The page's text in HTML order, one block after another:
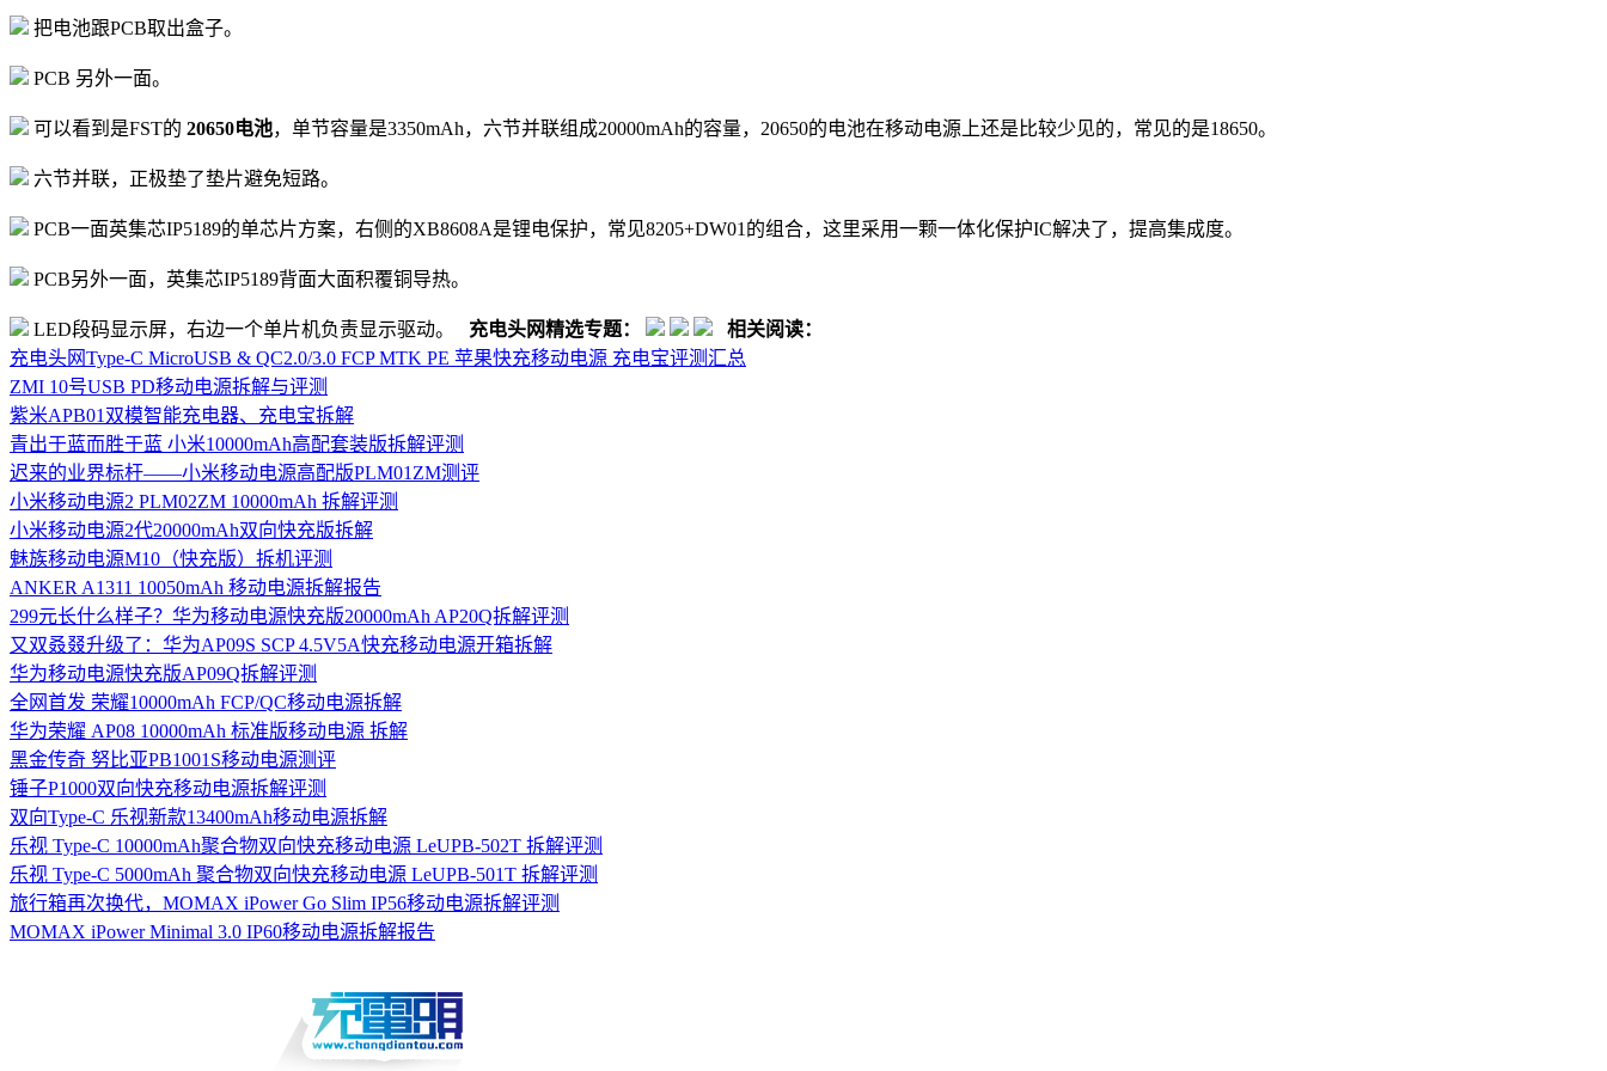
把电池跟PCB取出盒子。
PCB 另外一面。
可以看到是FST的 20650电池，单节容量是3350mAh，六节并联组成20000mAh的容量，20650的电池在移动电源上还是比较少见的，常见的是18650。
六节并联，正极垫了垫片避免短路。
PCB一面英集芯IP5189的单芯片方案，右侧的XB8608A是锂电保护，常见8205+DW01的组合，这里采用一颗一体化保护IC解决了，提高集成度。
PCB另外一面，英集芯IP5189背面大面积覆铜导热。
LED段码显示屏，右边一个单片机负责显示驱动。 充电头网精选专题：
相关阅读：
充电头网Type-C MicroUSB & QC2.0/3.0 FCP MTK PE 苹果快充移动电源 充电宝评测汇总
ZMI 10号USB PD移动电源拆解与评测
紫米APB01双模智能充电器、充电宝拆解
青出于蓝而胜于蓝 小米10000mAh高配套装版拆解评测
迟来的业界标杆——小米移动电源高配版PLM01ZM测评
小米移动电源2 PLM02ZM 10000mAh 拆解评测
小米移动电源2代20000mAh双向快充版拆解
魅族移动电源M10（快充版）拆机评测
ANKER A1311 10050mAh 移动电源拆解报告
299元长什么样子？华为移动电源快充版20000mAh AP20Q拆解评测
又双叒叕升级了：华为AP09S SCP 4.5V5A快充移动电源开箱拆解
华为移动电源快充版AP09Q拆解评测
全网首发 荣耀10000mAh FCP/QC移动电源拆解
华为荣耀 AP08 10000mAh 标准版移动电源 拆解
黑金传奇 努比亚PB1001S移动电源测评
锤子P1000双向快充移动电源拆解评测
双向Type-C 乐视新款13400mAh移动电源拆解
乐视 Type-C 10000mAh聚合物双向快充移动电源 LeUPB-502T 拆解评测
乐视 Type-C 5000mAh 聚合物双向快充移动电源 LeUPB-501T 拆解评测
旅行箱再次换代，MOMAX iPower Go Slim IP56移动电源拆解评测
MOMAX iPower Minimal 3.0 IP60移动电源拆解报告